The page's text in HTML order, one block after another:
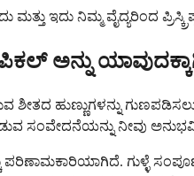
ಇದು ನಿಮ್ಮ ವೈದ್ಯರಿಂದ
ಅನ್ನು
ಹುಣ್ಣುಗಳನ್ನು
ಸಂವೇದನೆಯನ್ನು ನೀವು
ಗುಳ್ಳೆ